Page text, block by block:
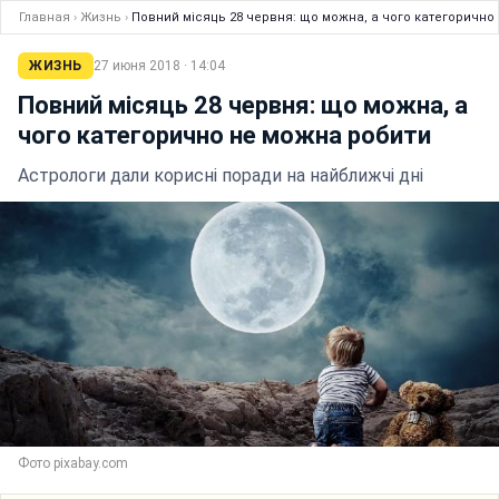
Главная › Жизнь › Повний місяць 28 червня: що можна, а чого
ЖИЗНЬ 27 июня 2018 · 14:04
Повний місяць 28 червня: що можна, а
чого категорично не можна робити
Астрологи дали корисні поради на найближчі дні
Фото pixabay.com